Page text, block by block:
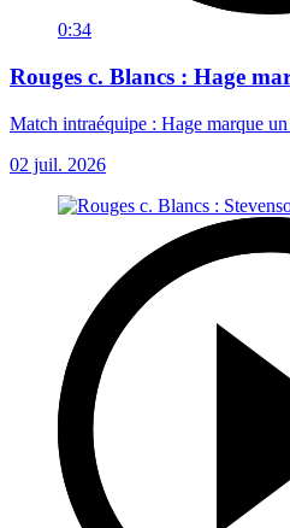
0:34
Rouges c. Blancs : Hage
Match intraéquipe : Hage marque
02 juil. 2026